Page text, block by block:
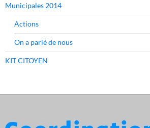
Municipales 2014
Actions
On a parlé de nous
KIT CITOYEN